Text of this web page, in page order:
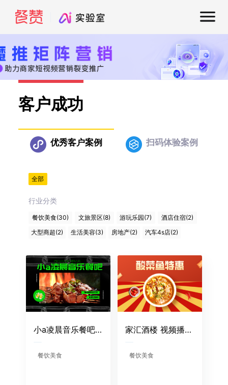
客户成功
优秀客户案例 扫码体验案例
全部
行业分类
餐饮美食(30) 文旅景区(8) 游玩乐园(7)
酒店住宿(2)
大型商超(2)
生活美容(3) 房地产(2) 汽车4s店(2)
小a凌晨音乐餐吧 播放量：40w+ 单条最高播放量7.5w+ POI地点曝光量：407.7w次
餐饮美食
家汇酒楼 视频播放量：20万+ poi地点曝光量：100.7w次 转化团购订单：1700+单
餐饮美食